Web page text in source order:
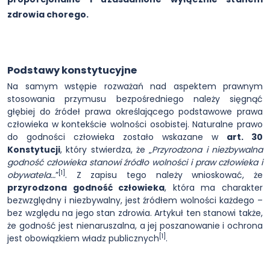
zdrowia chorego.
Podstawy konstytucyjne
Na samym wstępie rozważań nad aspektem prawnym
stosowania przymusu bezpośredniego należy sięgnąć
głębiej do źródeł prawa określającego podstawowe prawa
człowieka w kontekście wolności osobistej. Naturalne prawo
do godności człowieka zostało wskazane w art. 30
Konstytucji, który stwierdza, że „Przyrodzona i niezbywalna
godność człowieka stanowi źródło wolności i praw człowieka i
obywatela…” [1] . Z zapisu tego należy wnioskować, że
przyrodzona godność człowieka, która ma charakter
bezwzględny i niezbywalny, jest źródłem wolności każdego –
bez względu na jego stan zdrowia. Artykuł ten stanowi także,
że godność jest nienaruszalna, a jej poszanowanie i ochrona
jest obowiązkiem władz publicznych [1] .